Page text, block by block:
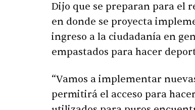
Dijo que se preparan para el
en donde se proyecta
ingreso a la ciudadanía en
empastados para hacer
“Vamos a implementar
permitirá el acceso para